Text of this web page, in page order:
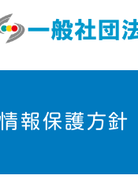
報保護方針